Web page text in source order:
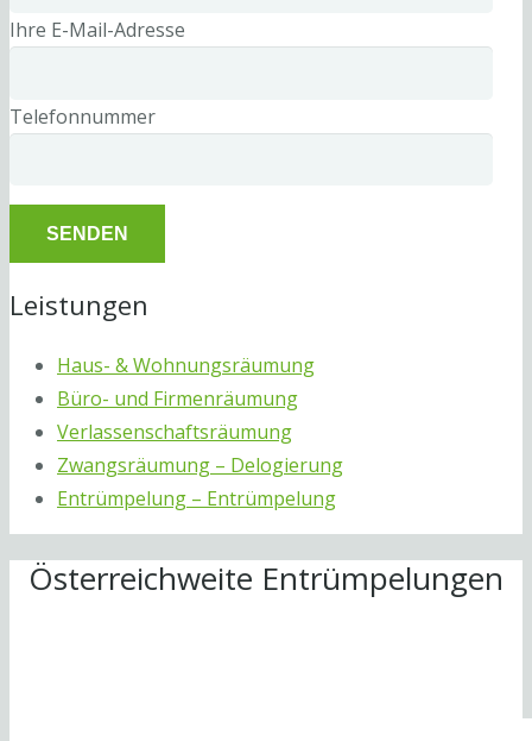
Ihre E-Mail-Adresse
Telefonnummer
Leistungen
Haus- & Wohnungsräumung
Büro- und Firmenräumung
Verlassenschaftsräumung
Zwangsräumung – Delogierung
Entrümpelung – Entrümpelung
Österreichweite Entrümpelungen